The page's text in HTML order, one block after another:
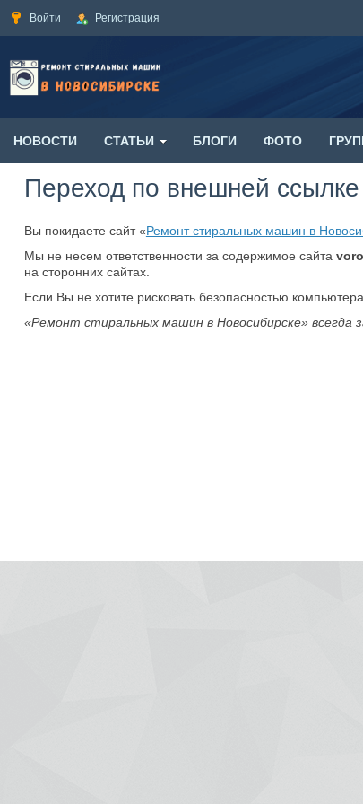
Войти Регистрация
НОВОСТИ СТАТЬИ БЛОГИ ФОТО
Переход по внешней ссылке
Вы покидаете сайт «Ремонт стиральных машин в
Мы не несем ответственности за содержимое сайта
на сторонних сайтах.
Если Вы не хотите рисковать безопасностью
«Ремонт стиральных машин в Новосибирске» всегда